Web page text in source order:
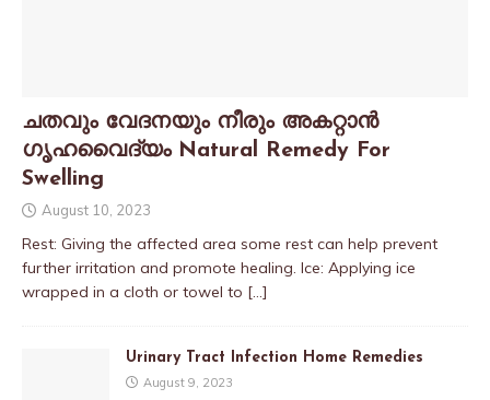
ചതവും വേദനയും നീരും അകറ്റാൻ
ഗൃഹവൈദ്യം Natural Remedy For
Swelling
August 10, 2023
Rest: Giving the affected area some rest can help prevent
further irritation and promote healing. Ice: Applying ice
wrapped in a cloth or towel to […]
Urinary Tract Infection Home Remedies
August 9, 2023